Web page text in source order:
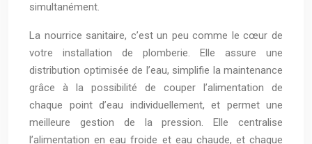
simultanément.
La nourrice sanitaire, c’est un peu comme le cœur de
votre installation de plomberie. Elle assure une
distribution optimisée de l’eau, simplifie la maintenance
grâce à la possibilité de couper l’alimentation de
chaque point d’eau individuellement, et permet une
meilleure gestion de la pression. Elle centralise
l’alimentation en eau froide et eau chaude, et chaque